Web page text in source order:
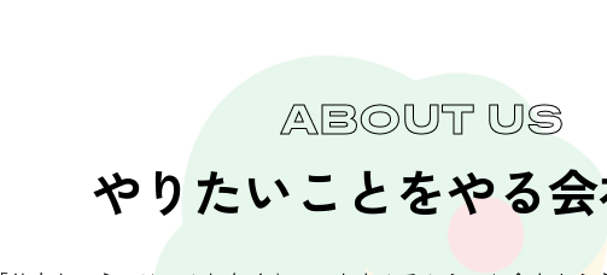
ABOUT US
やりたいことをやる会